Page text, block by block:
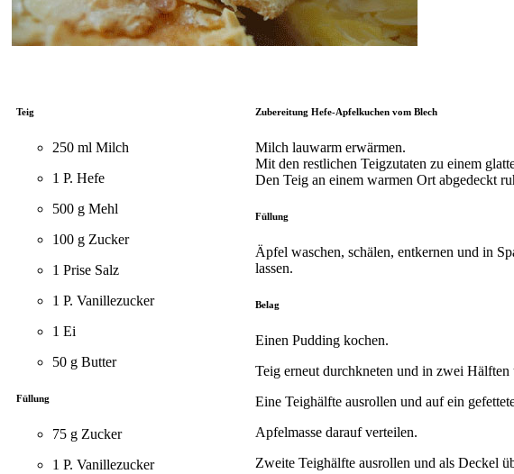
Teig
250 ml Milch
1 P. Hefe
500 g Mehl
100 g Zucker
1 Prise Salz
1 P. Vanillezucker
1 Ei
50 g Butter
Füllung
75 g Zucker
1 P. Vanillezucker
Zubereitung Hefe-Apfelkuchen vom Blech
Milch lauwarm erwärmen.
Mit den restlichen Teigzutaten zu einem
Den Teig an einem warmen Ort abgedeckt
Füllung
Äpfel waschen, schälen, entkernen und in
lassen.
Belag
Einen Pudding kochen.
Teig erneut durchkneten und in zwei Hälften
Eine Teighälfte ausrollen und auf ein
Apfelmasse darauf verteilen.
Zweite Teighälfte ausrollen und als Deckel